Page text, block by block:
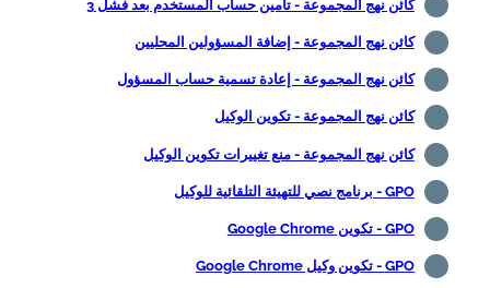
كائن نهج المجموعة - تأمين حساب المستخدم بعد فشل 3
كائن نهج المجموعة - إضافة المسؤولين المحليين
كائن نهج المجموعة - إعادة تسمية حساب المسؤول
كائن نهج المجموعة - تكوين الوكيل
كائن نهج المجموعة - منع تغييرات تكوين الوكيل
GPO - برنامج نصي للتهيئة التلقائية للوكيل
GPO - تكوين Google Chrome
GPO - تكوين وكيل Google Chrome